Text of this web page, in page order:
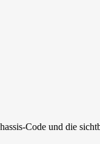
Code und die